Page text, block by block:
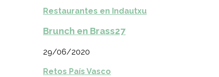
Restaurantes en Indautxu
Brunch en Brass27
29/06/2020
Retos País Vasco